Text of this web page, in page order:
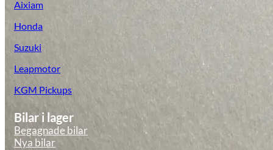
Aixiam
Honda
Suzuki
Leapmotor
KGM Pickups
Bilar i lager
Begagnade bilar
Nya bilar